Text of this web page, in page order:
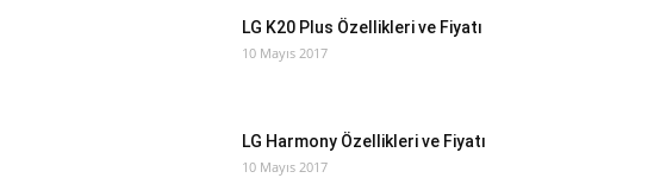
LG K20 Plus Özellikleri ve Fiyatı
10 Mayıs 2017
LG Harmony Özellikleri ve Fiyatı
10 Mayıs 2017